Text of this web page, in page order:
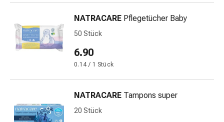
Prostata
Nieren-
und
Blasenbeschwerden
Schmerzen
&
Kopfschmerzen
&
NATRACARE Pflegetücher Baby
50 Stück
6.90
0.14 / 1 Stück
NATRACARE Tampons super
20 Stück